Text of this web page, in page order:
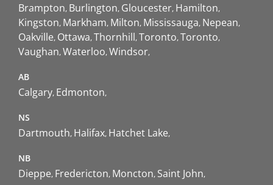
Brampton Burlington Gloucester Hamilton
Kingston Markham Milton Mississauga Nepean
Oakville Ottawa Thornhill Toronto Toronto
Vaughan Waterloo Windsor
AB
Calgary Edmonton
NS
Dartmouth Halifax Hatchet Lake
NB
Dieppe Fredericton Moncton Saint John